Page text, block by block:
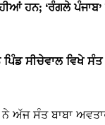
ਹਨ; ‘ਰੰਗਲੇ
ਸੀਚੇਵਾਲ ਵਿਖੇ ਸੰਤ
ਸੰਤ ਬਾਬਾ